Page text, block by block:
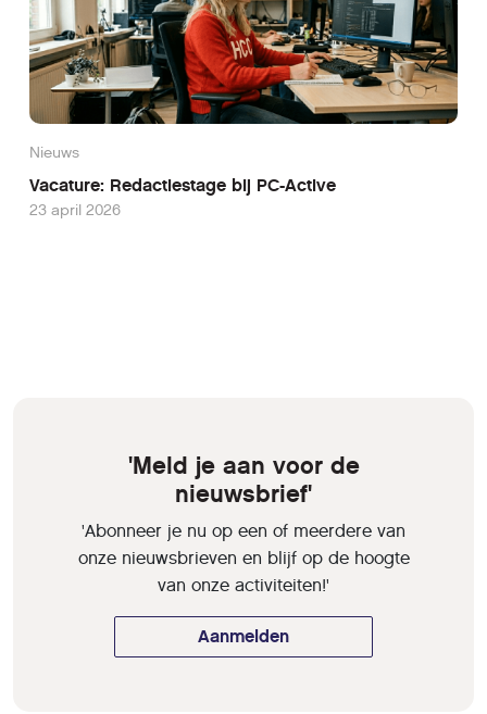
Nieuws
Vacature: Redactiestage bij PC-Active
23 april 2026
'Meld je aan voor de
nieuwsbrief'
'Abonneer je nu op een of meerdere van
onze nieuwsbrieven en blijf op de hoogte
van onze activiteiten!'
Aanmelden